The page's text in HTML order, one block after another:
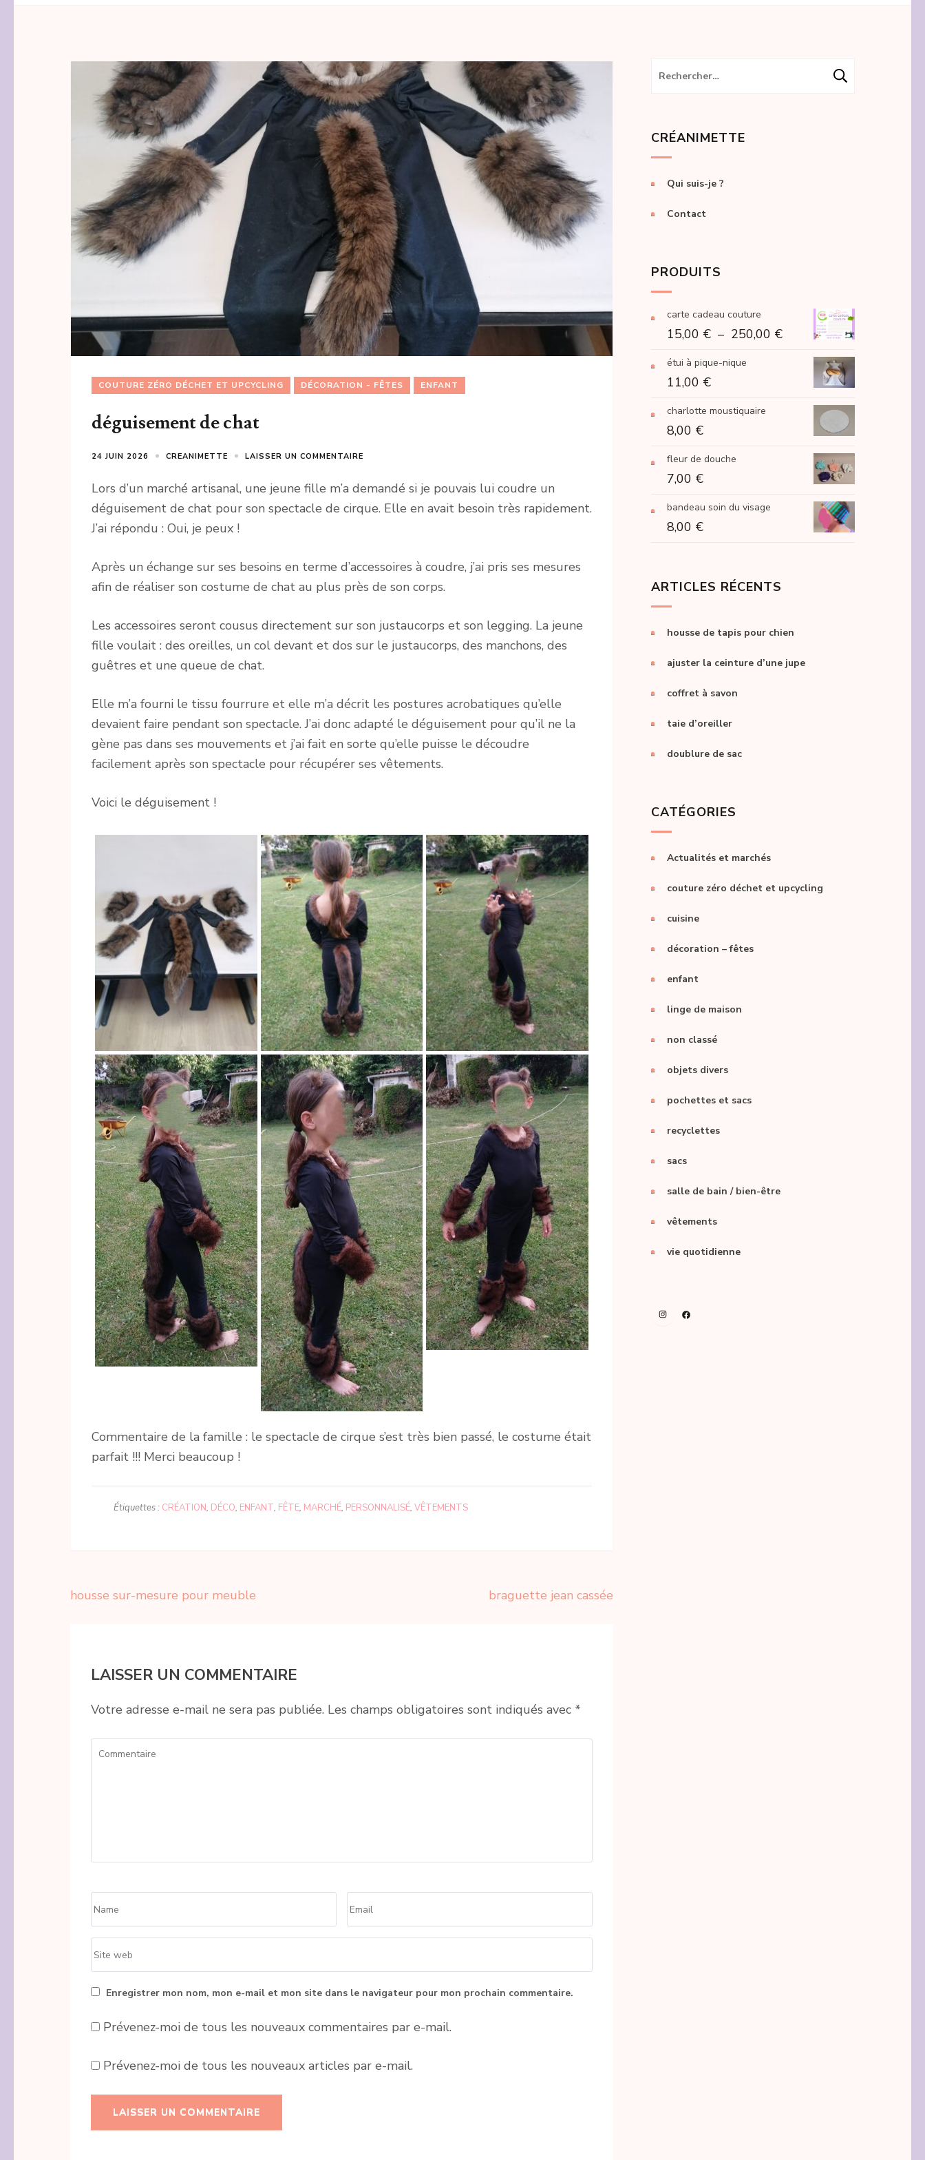
COUTURE ZÉRO DÉCHET ET UPCYCLING DÉCORATION - FÊTES ENFANT
déguisement de chat
24 JUIN 2026 CREANIMETTE LAISSER UN COMMENTAIRE
Lors d’un marché artisanal, une jeune fille m’a demandé si je pouvais lui coudre un
déguisement de chat pour son spectacle de cirque. Elle en avait besoin très rapidement.
J’ai répondu : Oui, je peux !
Après un échange sur ses besoins en terme d’accessoires à coudre, j’ai pris ses mesures
afin de réaliser son costume de chat au plus près de son corps.
Les accessoires seront cousus directement sur son justaucorps et son legging. La jeune
fille voulait : des oreilles, un col devant et dos sur le justaucorps, des manchons, des
guêtres et une queue de chat.
Elle m’a fourni le tissu fourrure et elle m’a décrit les postures acrobatiques qu’elle
devaient faire pendant son spectacle. J’ai donc adapté le déguisement pour qu’il ne la
gène pas dans ses mouvements et j’ai fait en sorte qu’elle puisse le découdre
facilement après son spectacle pour récupérer ses vêtements.
Voici le déguisement !
Commentaire de la famille : le spectacle de cirque s’est très bien passé, le costume était
parfait !!! Merci beaucoup !
Étiquettes : CRÉATION, DÉCO, ENFANT, FÊTE, MARCHÉ, PERSONNALISÉ, VÊTEMENTS
Navigation
housse sur-mesure pour meuble braguette jean cassée
LAISSER UN COMMENTAIRE
Votre adresse e-mail ne sera pas publiée. Les champs obligatoires sont indiqués avec *
Commentaire
web
Enregistrer mon nom, mon e-mail et mon site dans le navigateur pour mon prochain commentaire.
Prévenez-moi de tous les nouveaux commentaires par e-mail.
Prévenez-moi de tous les nouveaux articles par e-mail.
Rechercher :
CRÉANIMETTE
Qui suis-je ?
Contact
PRODUITS
carte cadeau couture
15,00 € – 250,00 €Plage
15,00 €
250,00 €
étui à pique-nique
11,00 €
charlotte moustiquaire
8,00 €
fleur de douche
7,00 €
bandeau soin du visage
8,00 €
ARTICLES RÉCENTS
housse de tapis pour chien
ajuster la ceinture d’une jupe
coffret à savon
taie d’oreiller
doublure de sac
CATÉGORIES
Actualités et marchés
couture zéro déchet et upcycling
cuisine
décoration – fêtes
enfant
linge de maison
non classé
objets divers
pochettes et sacs
recyclettes
sacs
salle de bain / bien-être
vêtements
vie quotidienne
InstagramFacebook